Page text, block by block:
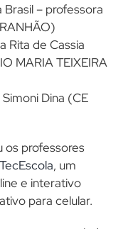
– professora
Rita de Cassia
MARIA TEIXEIRA
Dina (CE
professores
TecEscola, um
e interativo
para celular.